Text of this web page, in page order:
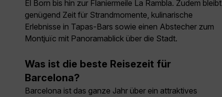
El Born bis hin zur Flaniermeile La Rambla. Zudem bleibt
genügend Zeit für Strandmomente, kulinarische
Erlebnisse in Tapas-Bars sowie einen Abstecher zum
Montjuïc mit Panoramablick über die Stadt.
Was ist die beste Reisezeit für
Barcelona?
Barcelona ist das ganze Jahr über ein attraktives